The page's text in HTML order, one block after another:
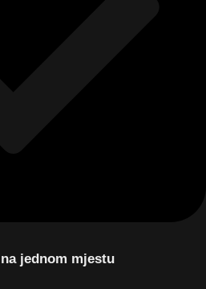
jednom mjestu